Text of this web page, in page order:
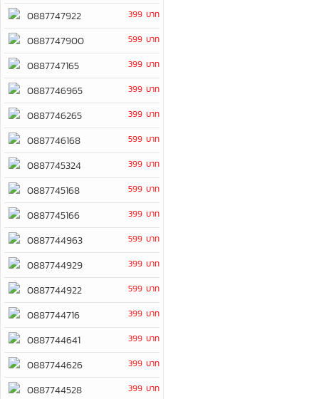
0887747922 399 บาท
0887747900 599 บาท
0887747165 399 บาท
0887746965 399 บาท
0887746265 399 บาท
0887746168 599 บาท
0887745324 399 บาท
0887745168 599 บาท
0887745166 399 บาท
0887744963 599 บาท
0887744929 399 บาท
0887744922 599 บาท
0887744716 399 บาท
0887744641 399 บาท
0887744626 399 บาท
0887744528 399 บาท